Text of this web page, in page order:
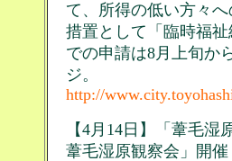
て、所得の低い方々
措置として「臨時福
での申請は8月上旬か
ジ。
http://
【4月14日】「葦毛
葦毛湿原観察会」開催